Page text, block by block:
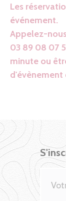
Les
événement.
Appelez-
03 89 08 07
minute ou
d'évènement